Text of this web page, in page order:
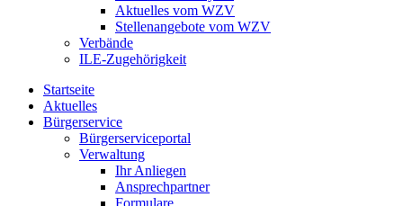
Aktuelles vom WZV
Stellenangebote vom WZV
Verbände
ILE-Zugehörigkeit
Startseite
Aktuelles
Bürgerservice
Bürgerserviceportal
Verwaltung
Ihr Anliegen
Ansprechpartner
Formulare